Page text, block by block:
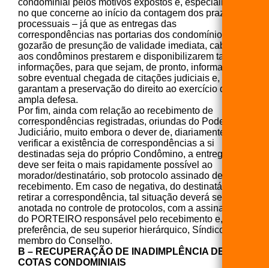
no que concerne ao início da contagem dos prazos
processuais – já que as entregas das
correspondências nas portarias dos condomínios,
gozarão de presunção de validade imediata, cabendo
aos condôminos prestarem e disponibilizarem tais
informações, para que sejam, de pronto, informados
sobre eventual chegada de citações judiciais e, assim,
garantam a preservação do direito ao exercício da
ampla defesa.
Por fim, ainda com relação ao recebimento de
correspondências registradas, oriundas do Poder
Judiciário, muito embora o dever de, diariamente,
verificar a existência de correspondências a si
destinadas seja do próprio Condômino, a entrega
deve ser feita o mais rapidamente possível ao
morador/destinatário, sob protocolo assinado de
recebimento. Em caso de negativa, do destinatário, em
retirar a correspondência, tal situação deverá ser
anotada no controle de protocolos, com a assinatura
do PORTEIRO responsável pelo recebimento e, de
preferência, de seu superior hierárquico, Síndico ou
membro do Conselho.
B – RECUPERAÇÃO DE INADIMPLÊNCIA DE
COTAS CONDOMINIAIS